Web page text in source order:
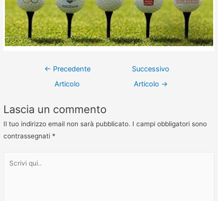
← Precedente
Articolo
Successivo
Articolo →
Lascia un commento
Il tuo indirizzo email non sarà pubblicato. I campi obbligatori sono
contrassegnati *